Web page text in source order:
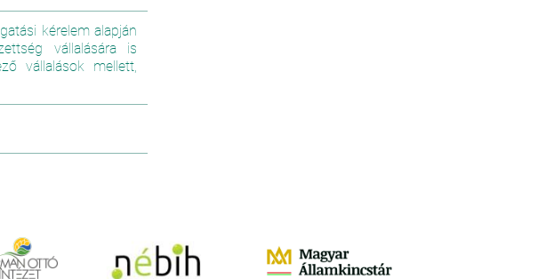
kérelem alapján
vállalására is
vállalások mellett,